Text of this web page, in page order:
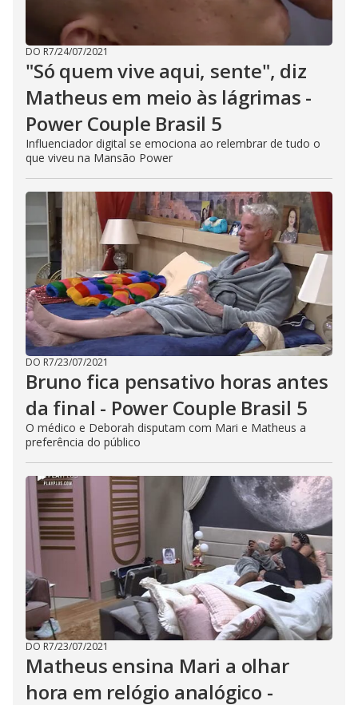
DO R7/24/07/2021
"Só quem vive aqui, sente", diz
Matheus em meio às lágrimas -
Power Couple Brasil 5
Influenciador digital se emociona ao relembrar de tudo o
que viveu na Mansão Power
DO R7/23/07/2021
Bruno fica pensativo horas antes
da final - Power Couple Brasil 5
O médico e Deborah disputam com Mari e Matheus a
preferência do público
DO R7/23/07/2021
Matheus ensina Mari a olhar
hora em relógio analógico -